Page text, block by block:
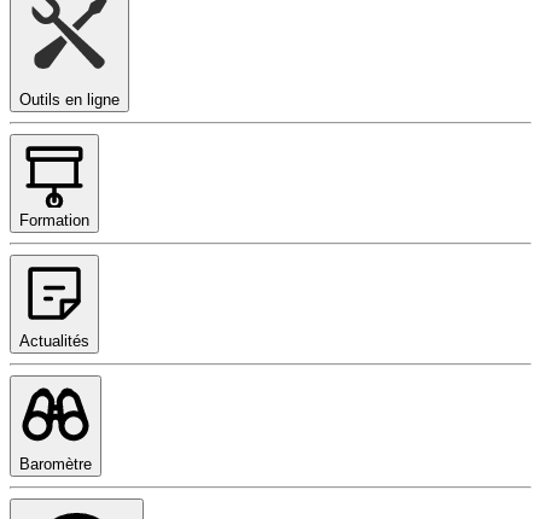
Outils en ligne
Formation
Actualités
Baromètre